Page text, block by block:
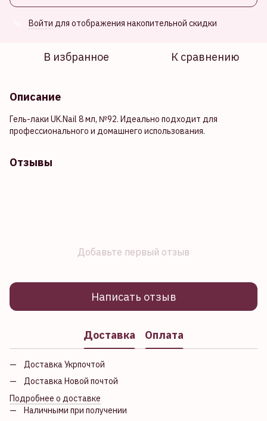
Войти для отображения накопительной скидки
В избранное К сравнению
Описание
Гель-лаки UK.Nail 8 мл, №92. Идеально подходит для
профессионального и домашнего использования.
Отзывы
Добавьте первый отзыв
Написать отзыв
Доставка Оплата
Доставка Укрпочтой
Доставка Новой почтой
Подробнее о доставке
Наличными при получении